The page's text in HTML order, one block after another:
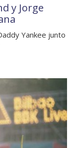
y Jorge
Yankee junto